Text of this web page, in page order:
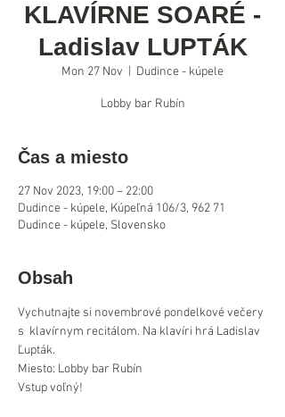
KLAVÍRNE SOARÉ -
Ladislav LUPTÁK
Mon 27 Nov Dudince - kúpele
Lobby bar Rubín
Čas a miesto
27 Nov 2023, 19:00 – 22:00
Dudince - kúpele, Kúpeľná 106/3, 962 71
Dudince - kúpele, Slovensko
Obsah
Vychutnajte si novembrové pondelkové večery
s  klavírnym recitálom. Na klavíri hrá Ladislav
Ľupták.
Miesto: Lobby bar Rubín
Vstup voľný!